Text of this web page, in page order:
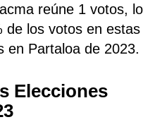
reúne 1 votos, lo
de los votos en estas
en Partaloa de 2023.
Elecciones